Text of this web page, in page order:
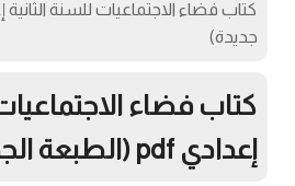
جديدة)
كتاب فضاء
إعدادي pdf (الطبعة الجديدة)